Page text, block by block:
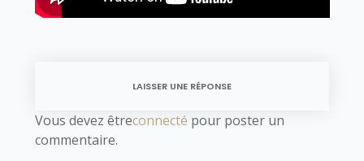
LAISSER UNE RÉPONSE
Vous devez êtreconnecté pour poster un
commentaire.